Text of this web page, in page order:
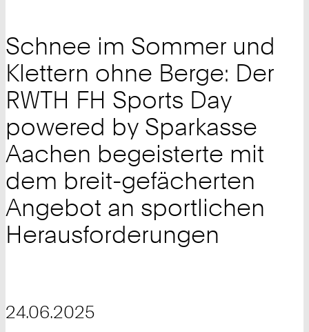
Schnee im Sommer und
Klettern ohne Berge: Der
RWTH FH Sports Day
powered by Sparkasse
Aachen begeisterte mit
dem breit-gefächerten
Angebot an sportlichen
Herausforderungen
24.06.2025